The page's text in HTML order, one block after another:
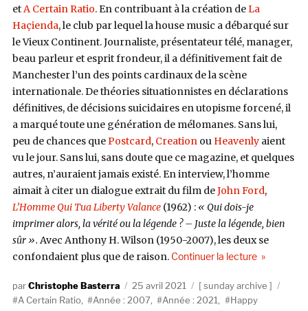
etA Certain Ratio. En contribuant à la création deLa
Haçienda, le club par lequel la house music a débarqué sur
le Vieux Continent. Journaliste, présentateur télé, manager,
beau parleur et esprit frondeur, il a définitivement fait de
Manchester l’un des points cardinaux de la scène
internationale. De théories situationnistes en déclarations
définitives, de décisions suicidaires en utopisme forcené, il
a marqué toute une génération de mélomanes. Sans lui,
peu de chances quePostcard, Creationou Heavenlyaient
vu le jour. Sans lui, sans doute que ce magazine, et quelques
autres, n’auraient jamais existé. En interview, l’homme
aimait à citer un dialogue extrait du film deJohn Ford,
L’Homme Qui Tua Liberty Valance(1962) : « Qui dois-je
imprimer alors, la vérité ou la légende ? – Juste la légende, bien
sûr ». Avec Anthony H. Wilson (1950-2007), les deux se
confondaient plus que de raison. Continuer la lecturede « Tony
AuteurChristophe Basterra
Publié
le
25 avril 2021 Catégories
sunday archive
A Certain Ratio
Année : 2007 Année : 2021
Happy